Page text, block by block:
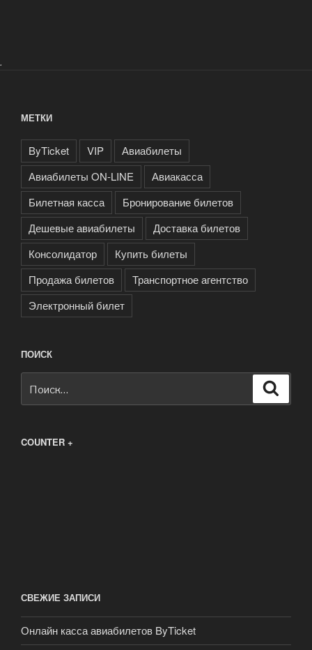
.
МЕТКИ
ByTicket VIP
Авиабилеты
Авиабилеты ON-LINE
Авиакасса
Билетная касса
Бронирование билетов
Дешевые авиабилеты
Доставка билетов
Консолидатор
Купить билеты
Продажа билетов
Транспортное агентство
Электронный билет
ПОИСК
COUNTER +
СВЕЖИЕ ЗАПИСИ
Онлайн касса авиабилетов ByTicket